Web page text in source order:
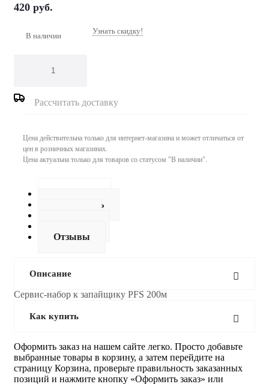
420 руб.
В наличии Узнать скидку!
Рассчитать доставку
Цена действительна только для интернет-магазина и может отличаться от
цен в розничных магазинах.
Цена актуальна только для товаров со статусом "В наличии".
Как купить
Отзывы
Описание
Сервис-набор к запайщику PFS 200м
Как купить
Оформить заказ на нашем сайте легко. Просто добавьте
выбранные товары в корзину, а затем перейдите на
страницу Корзина, проверьте правильность заказанных
позиций и нажмите кнопку «Оформить заказ» или